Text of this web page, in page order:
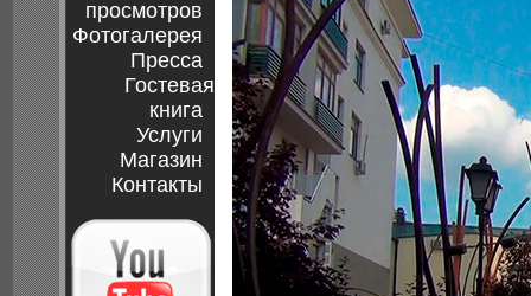
просмотров
Фотогалерея
Пресса
Гостевая
книга
Услуги
Магазин
Контакты